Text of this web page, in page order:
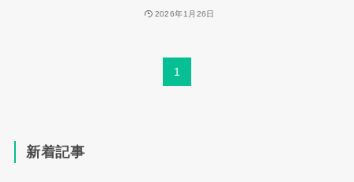
2026年1月26日
1
新着記事